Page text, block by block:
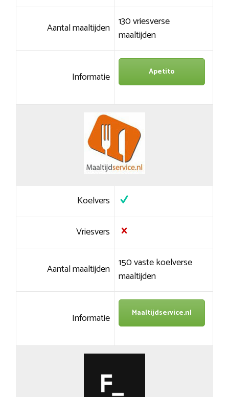
Aantal maaltijden 130 vriesverse
maaltijden
Informatie Apetito
Koelvers
Vriesvers
Aantal maaltijden 150 vaste koelverse
maaltijden
Informatie Maaltijdservice.nl